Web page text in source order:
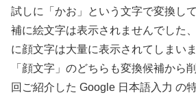
試しに「かお」という文字で変換し
補に絵文字は表示されませんでした
に顔文字は大量に表示されてしまい
「顔文字」のどちらも変換候補から
回ご紹介した Google 日本語入力 の